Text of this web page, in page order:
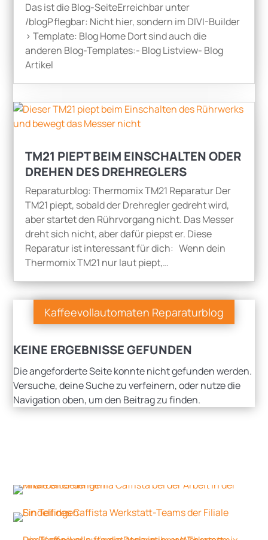
Das ist die Blog-SeiteErreichbar unter
/blogPflegbar: Nicht hier, sondern im DIVI-Builder
> Template: Blog Home Dort sind auch die
anderen Blog-Templates:- Blog Listview- Blog
Artikel
TM21 PIEPT BEIM EINSCHALTEN ODER
DREHEN DES DREHREGLERS
Reparaturblog: Thermomix TM21 Reparatur Der
TM21 piept, sobald der Drehregler gedreht wird,
aber startet den Rührvorgang nicht. Das Messer
dreht sich nicht, aber dafür piepst er. Diese
Reparatur ist interessant für dich: Wenn dein
Thermomix TM21 nur laut piept,…
Kaffeevollautomaten Reparaturblog
KEINE ERGEBNISSE GEFUNDEN
Die angeforderte Seite konnte nicht gefunden werden.
Versuche, deine Suche zu verfeinern, oder nutze die
Navigation oben, um den Beitrag zu finden.